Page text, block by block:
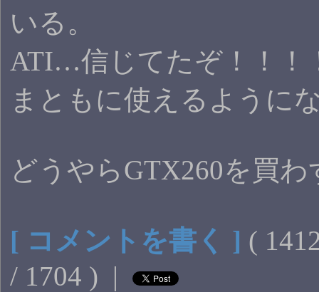
いる。
ATI…信じてたぞ！！！
まともに使えるように
どうやらGTX260を買
[ コメントを書く ] (
/ 1704 ) |